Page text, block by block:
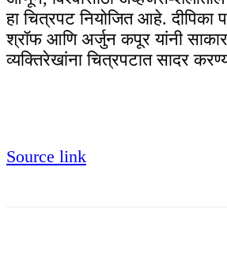
हा चित्रपट नियोजित आहे. दीपिका
श्रॉफ आणि अर्जुन कपूर यांनी
व्यक्तिरेखांना चित्रपटात सादर
Source link